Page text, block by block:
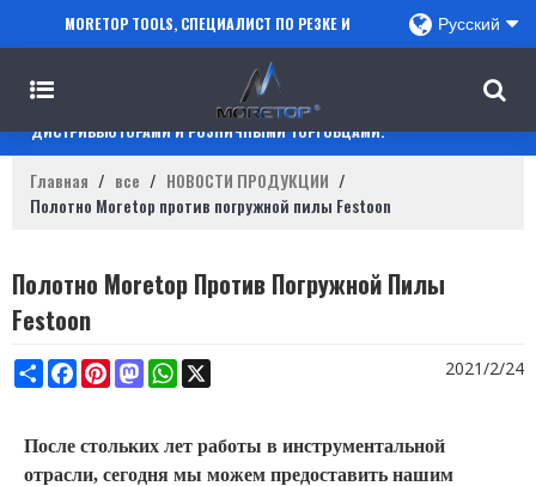
MORETOP TOOLS, СПЕЦИАЛИСТ ПО РЕЗКЕ И
СВЕРЛЕНИЮ, СОТРУДНИЧАЕТ С ПРОДАВЦАМИ
AMAZON, РЕГИОНАЛЬНЫМИ ОПТОВИКАМИ,
ДИСТРИБЬЮТОРАМИ И РОЗНИЧНЫМИ ТОРГОВЦАМИ.
Русский
Главная / все / НОВОСТИ ПРОДУКЦИИ /
Полотно Moretop против погружной пилы Festoon
Полотно Moretop Против Погружной Пилы
Festoon
ShareFacebook
PinterestMastodonWhatsApp 2021/2/24
После стольких лет работы в инструментальной
отрасли, сегодня мы можем предоставить нашим